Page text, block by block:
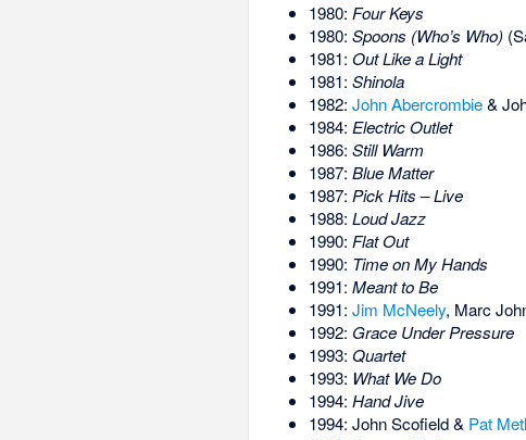
1980: Four Keys
1980: Spoons (Who’s Who)
1981: Out Like a Light
1981: Shinola
1982: John Abercrombie&
1984: Electric Outlet
1986: Still Warm
1987: Blue Matter
1987: Pick Hits – Live
1988: Loud Jazz
1990: Flat Out
1990: Time on My Hands
1991: Meant to Be
1991: Jim McNeely, Marc
1992: Grace Under Pressure
1993: Quartet
1993: What We Do
1994: Hand Jive
1994: John Scofield & Pat